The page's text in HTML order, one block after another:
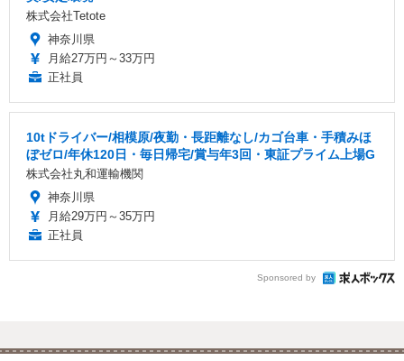
株式会社Tetote
神奈川県
月給27万円～33万円
正社員
10tドライバー/相模原/夜勤・長距離なし/カゴ台車・手積みほ
ぼゼロ/年休120日・毎日帰宅/賞与年3回・東証プライム上場G
株式会社丸和運輸機関
神奈川県
月給29万円～35万円
正社員
Sponsored by